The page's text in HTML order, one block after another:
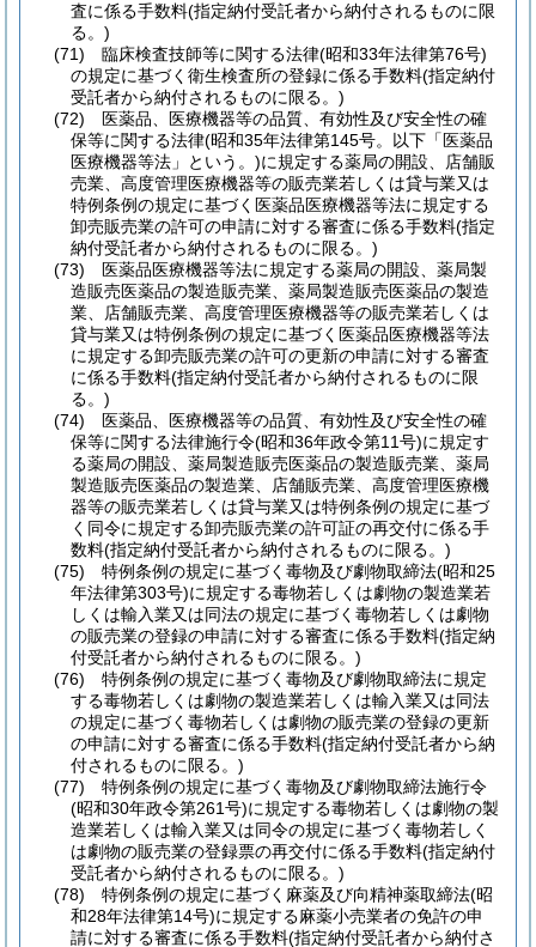
査に係る手数料(指定納付受託者から納付されるものに限
る。)
(71)
臨床検査技師等に関する法律(昭和33年法律第76号)
の規定に基づく衛生検査所の登録に係る手数料(指定納付
受託者から納付されるものに限る。)
(72)
医薬品、医療機器等の品質、有効性及び安全性の確
保等に関する法律(昭和35年法律第145号。以下「医薬品
医療機器等法」という。)に規定する薬局の開設、店舗販
売業、高度管理医療機器等の販売業若しくは貸与業又は
特例条例の規定に基づく医薬品医療機器等法に規定する
卸売販売業の許可の申請に対する審査に係る手数料(指定
納付受託者から納付されるものに限る。)
(73)
医薬品医療機器等法に規定する薬局の開設、薬局製
造販売医薬品の製造販売業、薬局製造販売医薬品の製造
業、店舗販売業、高度管理医療機器等の販売業若しくは
貸与業又は特例条例の規定に基づく医薬品医療機器等法
に規定する卸売販売業の許可の更新の申請に対する審査
に係る手数料(指定納付受託者から納付されるものに限
る。)
(74)
医薬品、医療機器等の品質、有効性及び安全性の確
保等に関する法律施行令(昭和36年政令第11号)に規定す
る薬局の開設、薬局製造販売医薬品の製造販売業、薬局
製造販売医薬品の製造業、店舗販売業、高度管理医療機
器等の販売業若しくは貸与業又は特例条例の規定に基づ
く同令に規定する卸売販売業の許可証の再交付に係る手
数料(指定納付受託者から納付されるものに限る。)
(75)
特例条例の規定に基づく毒物及び劇物取締法(昭和25
年法律第303号)に規定する毒物若しくは劇物の製造業若
しくは輸入業又は同法の規定に基づく毒物若しくは劇物
の販売業の登録の申請に対する審査に係る手数料(指定納
付受託者から納付されるものに限る。)
(76)
特例条例の規定に基づく毒物及び劇物取締法に規定
する毒物若しくは劇物の製造業若しくは輸入業又は同法
の規定に基づく毒物若しくは劇物の販売業の登録の更新
の申請に対する審査に係る手数料(指定納付受託者から納
付されるものに限る。)
(77)
特例条例の規定に基づく毒物及び劇物取締法施行令
(昭和30年政令第261号)に規定する毒物若しくは劇物の製
造業若しくは輸入業又は同令の規定に基づく毒物若しく
は劇物の販売業の登録票の再交付に係る手数料(指定納付
受託者から納付されるものに限る。)
(78)
特例条例の規定に基づく麻薬及び向精神薬取締法(昭
和28年法律第14号)に規定する麻薬小売業者の免許の申
請に対する審査に係る手数料(指定納付受託者から納付さ